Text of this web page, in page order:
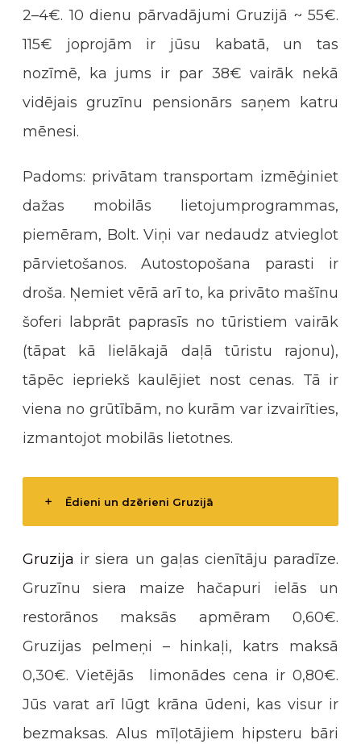
2–4€. 10 dienu pārvadājumi Gruzijā ~ 55€.
115€ joprojām ir jūsu kabatā, un tas
nozīmē, ka jums ir par 38€ vairāk nekā
vidējais gruzīnu pensionārs saņem katru
mēnesi.
Padoms: privātam transportam izmēģiniet
dažas mobilās lietojumprogrammas,
piemēram, Bolt. Viņi var nedaudz atvieglot
pārvietošanos. Autostopošana parasti ir
droša. Ņemiet vērā arī to, ka privāto mašīnu
šoferi labprāt paprasīs no tūristiem vairāk
(tāpat kā lielākajā daļā tūristu rajonu),
tāpēc iepriekš kaulējiet nost cenas. Tā ir
viena no grūtībām, no kurām var izvairīties,
izmantojot mobilās lietotnes.
Ēdieni un dzērieni Gruzijā
Gruzija ir siera un gaļas cienītāju paradīze.
Gruzīnu siera maize hačapuri ielās un
restorānos maksās apmēram 0,60€.
Gruzijas pelmeņi – hinkaļi, katrs maksā
0,30€. Vietējās limonādes cena ir 0,80€.
Jūs varat arī lūgt krāna ūdeni, kas visur ir
bezmaksas. Alus mīļotājiem hipsteru bāri